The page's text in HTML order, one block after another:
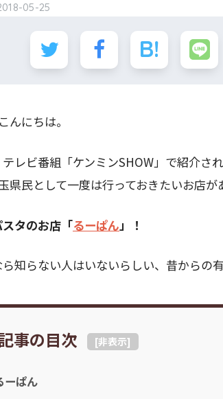
05-25
んにちは。
レビ番組「ケンミンSHOW」で紹介さ
県民として一度は行っておきたいお店が
タのお店「るーぱん 」！
知らない人はいないらしい、昔からの
事の目次 [非表示]
ーぱん